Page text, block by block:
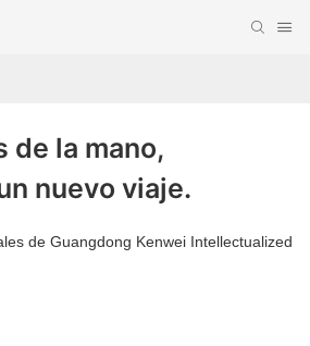
de la mano,
nuevo viaje.
de Guangdong Kenwei Intellectualized